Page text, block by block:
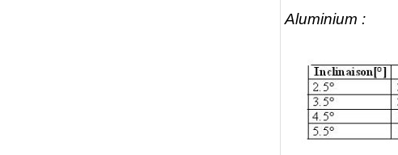
Aluminium :